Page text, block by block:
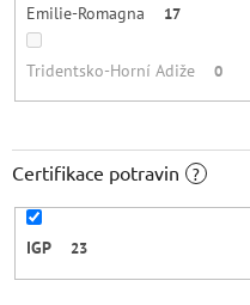
Emilie-Romagna 17
Tridentsko-Horní Adiže 0
Certifikace potravin ?
IGP 23